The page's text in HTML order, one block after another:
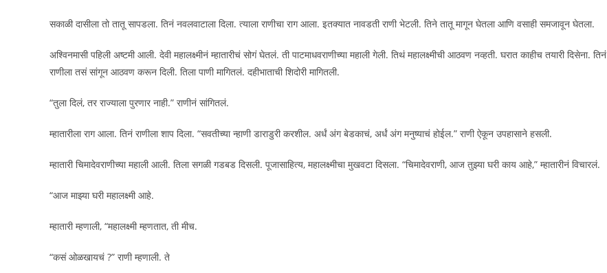
सकाळी दासीला तो तातू सापडला. तिनं नवलवाटाला दिला. त्याला राणीचा राग आला. इतक्यात नावडती राणी भेटली. तिने तातू मागून घेतला आणि वसाही समजावून घेतला.
अश्विनमासी पहिली अष्टमी आली. देवी महालक्ष्मीनं म्हातारीचं सोगं घेतलं. ती पाटमाधवराणीच्या महाली गेली. तिथं महालक्ष्मीची आठवण नव्हती. घरात काहीच तयारी दिसेना. तिनं
राणीला तसं सांगून आठवण करून दिली. तिला पाणी मागितलं. दहीभाताची शिदोरी मागितली.
“तुला दिलं, तर राज्याला पुरणार नाही.” राणीनं सांगितलं.
म्हातारीला राग आला. तिनं राणीला शाप दिला. “सवतीच्या न्हाणी डाराडुरी करशील. अर्धं अंग बेडकाचं, अर्धं अंग मनुष्याचं होईल.” राणी ऐकून उपहासाने हसली.
म्हातारी चिमादेवराणीच्या महाली आली. तिला सगळी गडबड दिसली. पूजासाहित्य, महालक्ष्मीचा मुखवटा दिसला. “चिमादेवराणी, आज तुझ्या घरी काय आहे,” म्हातारीनं विचारलं.
“आज माझ्या घरी महालक्ष्मी आहे.
म्हातारी म्हणाली, “महालक्ष्मी म्हणतात, ती मीच.
“कसं ओळखायचं ?” राणी म्हणाली. ते